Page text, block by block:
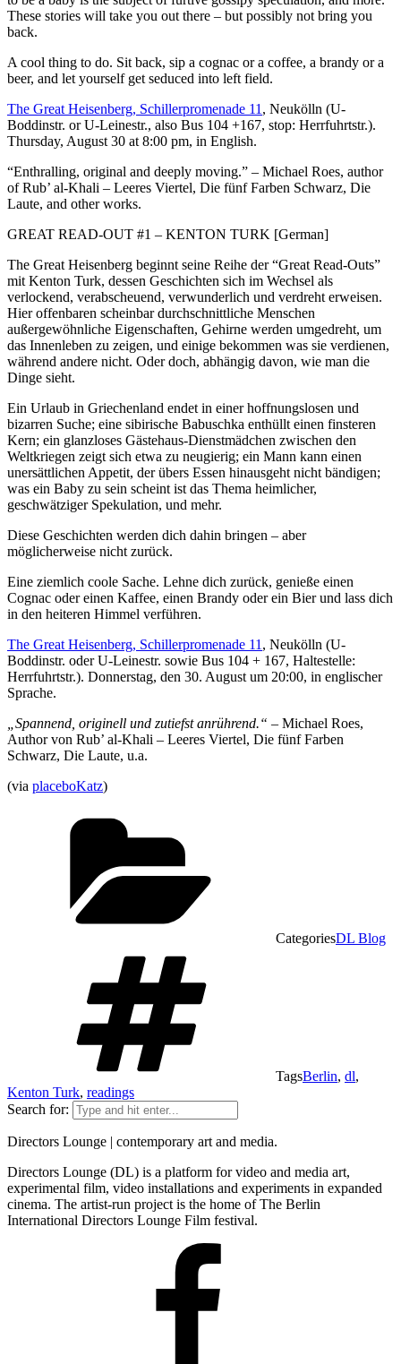
These stories will take you out there – but possibly not bring you
back.
A cool thing to do. Sit back, sip a cognac or a coffee, a brandy or a
beer, and let yourself get seduced into left field.
The Great Heisenberg, Schillerpromenade 11 , Neukölln (U-
Boddinstr. or U-Leinestr., also Bus 104 +167, stop: Herrfuhrtstr.).
Thursday, August 30 at 8:00 pm, in English.
“Enthralling, original and deeply moving.” – Michael Roes, author
of Rub’ al-Khali – Leeres Viertel, Die fünf Farben Schwarz, Die
Laute, and other works.
GREAT READ-OUT #1 – KENTON TURK [German]
The Great Heisenberg beginnt seine Reihe der “Great Read-Outs”
mit Kenton Turk, dessen Geschichten sich im Wechsel als
verlockend, verabscheuend, verwunderlich und verdreht erweisen.
Hier offenbaren scheinbar durchschnittliche Menschen
außergewöhnliche Eigenschaften, Gehirne werden umgedreht, um
das Innenleben zu zeigen, und einige bekommen was sie verdienen,
während andere nicht. Oder doch, abhängig davon, wie man die
Dinge sieht.
Ein Urlaub in Griechenland endet in einer hoffnungslosen und
bizarren Suche; eine sibirische Babuschka enthüllt einen finsteren
Kern; ein glanzloses Gästehaus-Dienstmädchen zwischen den
Weltkriegen zeigt sich etwa zu neugierig; ein Mann kann einen
unersättlichen Appetit, der übers Essen hinausgeht nicht bändigen;
was ein Baby zu sein scheint ist das Thema heimlicher,
geschwätziger Spekulation, und mehr.
Diese Geschichten werden dich dahin bringen – aber
möglicherweise nicht zurück.
Eine ziemlich coole Sache. Lehne dich zurück, genieße einen
Cognac oder einen Kaffee, einen Brandy oder ein Bier und lass dich
in den heiteren Himmel verführen.
The Great Heisenberg, Schillerpromenade 11 , Neukölln (U-
Boddinstr. oder U-Leinestr. sowie Bus 104 + 167, Haltestelle:
Herrfuhrtstr.). Donnerstag, den 30. August um 20:00, in englischer
Sprache.
„Spannend, originell und zutiefst anrührend.“ – Michael Roes,
Author von Rub’ al-Khali – Leeres Viertel, Die fünf Farben
Schwarz, Die Laute, u.a.
(via placeboKatz)
CategoriesDL Blog
TagsBerlin, dl,
Kenton Turk, readings
Search for:
Directors Lounge | contemporary art and media.
Directors Lounge (DL) is a platform for video and media art,
experimental film, video installations and experiments in expanded
cinema. The artist-run project is the home of The Berlin
International Directors Lounge Film festival.